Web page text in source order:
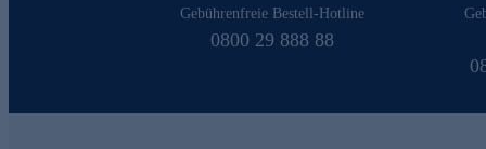
Gebührenfreie Bestell-Hotline
0800 29 888 88